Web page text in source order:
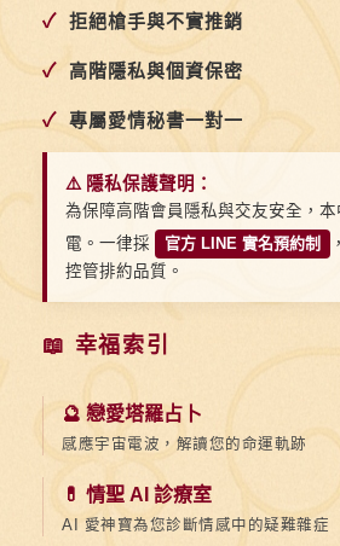
✓ 拒絕槍手與不實推銷
✓ 高階隱私與個資保密
✓ 專屬愛情秘書一對一
⚠️ 隱私保護聲明：
為保障高階會員隱私與交友安全，
電。一律採
官方 LINE 實名預約制
控管排約品質。
📖 幸福索引
🔮 戀愛塔羅占卜
感應宇宙電波，解讀您的命運軌跡
💊 情聖 AI 診療室
AI 愛神寶為您診斷情感中的疑難雜症